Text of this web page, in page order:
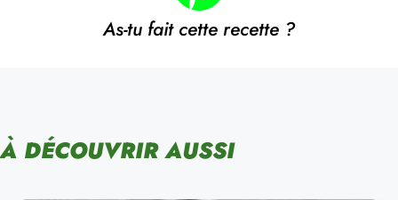
As-tu fait cette recette ?
À DÉCOUVRIR AUSSI